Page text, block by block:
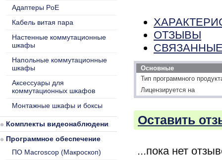
ОТЗЫВЫ
Основные
Тип программного
Лицензируется на
Оставить
...пока нет
Адаптеры PoE
Кабель витая пара
Настенные коммутационные
шкафы
Напольные коммутационные
шкафы
Аксессуары для
коммутационных шкафов
Монтажные шкафы и боксы
Комплекты видеонаблюдения
Программное обеспечение
ПО Macroscop (Макроскоп)